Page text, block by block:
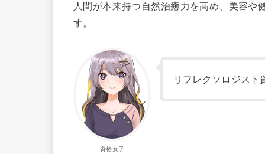
人間が本来持つ自然治癒力を高め、美容
す。
資格女子
リフレクソロジスト